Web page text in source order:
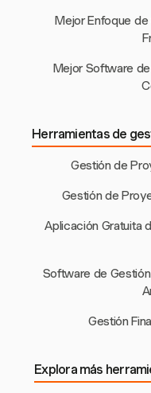
Mejor Enfoque
Mejor Software
Herramientas de
Gestión de
Gestión de
Aplicación Gratuita
Software de
Gestión
Explora más